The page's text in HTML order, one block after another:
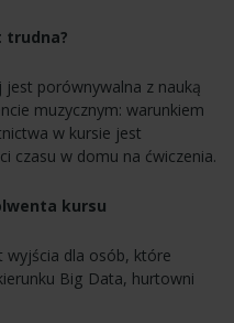
trudna?
porównywalna z nauką
muzycznym: warunkiem
w kursie jest
czasu w domu na ćwiczenia.
kursu
wyjścia dla osób, które
Big Data, hurtowni